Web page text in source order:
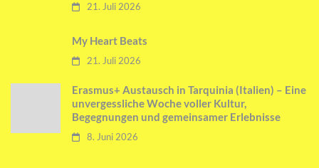
21. Juli 2026
My Heart Beats
21. Juli 2026
Erasmus+ Austausch in Tarquinia (Italien) – Eine
unvergessliche Woche voller Kultur,
Begegnungen und gemeinsamer Erlebnisse
8. Juni 2026